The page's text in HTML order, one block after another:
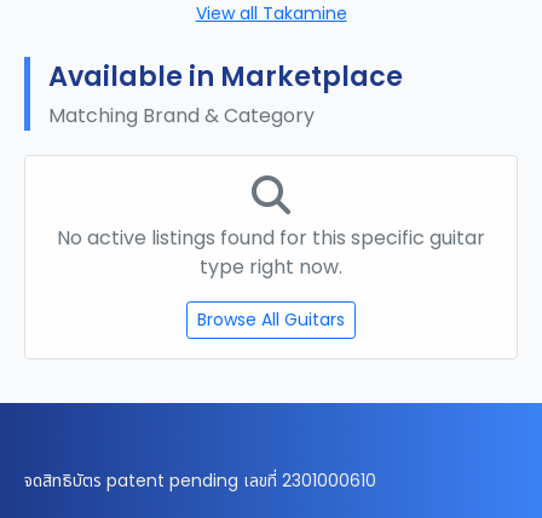
View all Takamine
Available in Marketplace
Matching Brand & Category
No active listings found for this specific guitar
type right now.
Browse All Guitars
จดสิทธิบัตร patent pending เลขที่ 2301000610